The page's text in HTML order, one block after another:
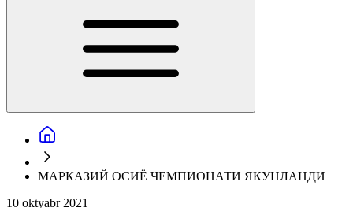
МАРКАЗИЙ ОСИЁ ЧЕМПИОНАТИ ЯКУНЛАНДИ
10 oktyabr 2021